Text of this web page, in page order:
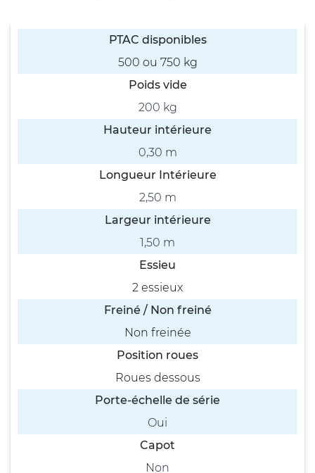
PTAC disponibles
500 ou 750 kg
Poids vide
200 kg
Hauteur intérieure
0,30 m
Longueur Intérieure
2,50 m
Largeur intérieure
1,50 m
Essieu
2 essieux
Freiné / Non freiné
Non freinée
Position roues
Roues dessous
Porte-échelle de série
Oui
Capot
Non